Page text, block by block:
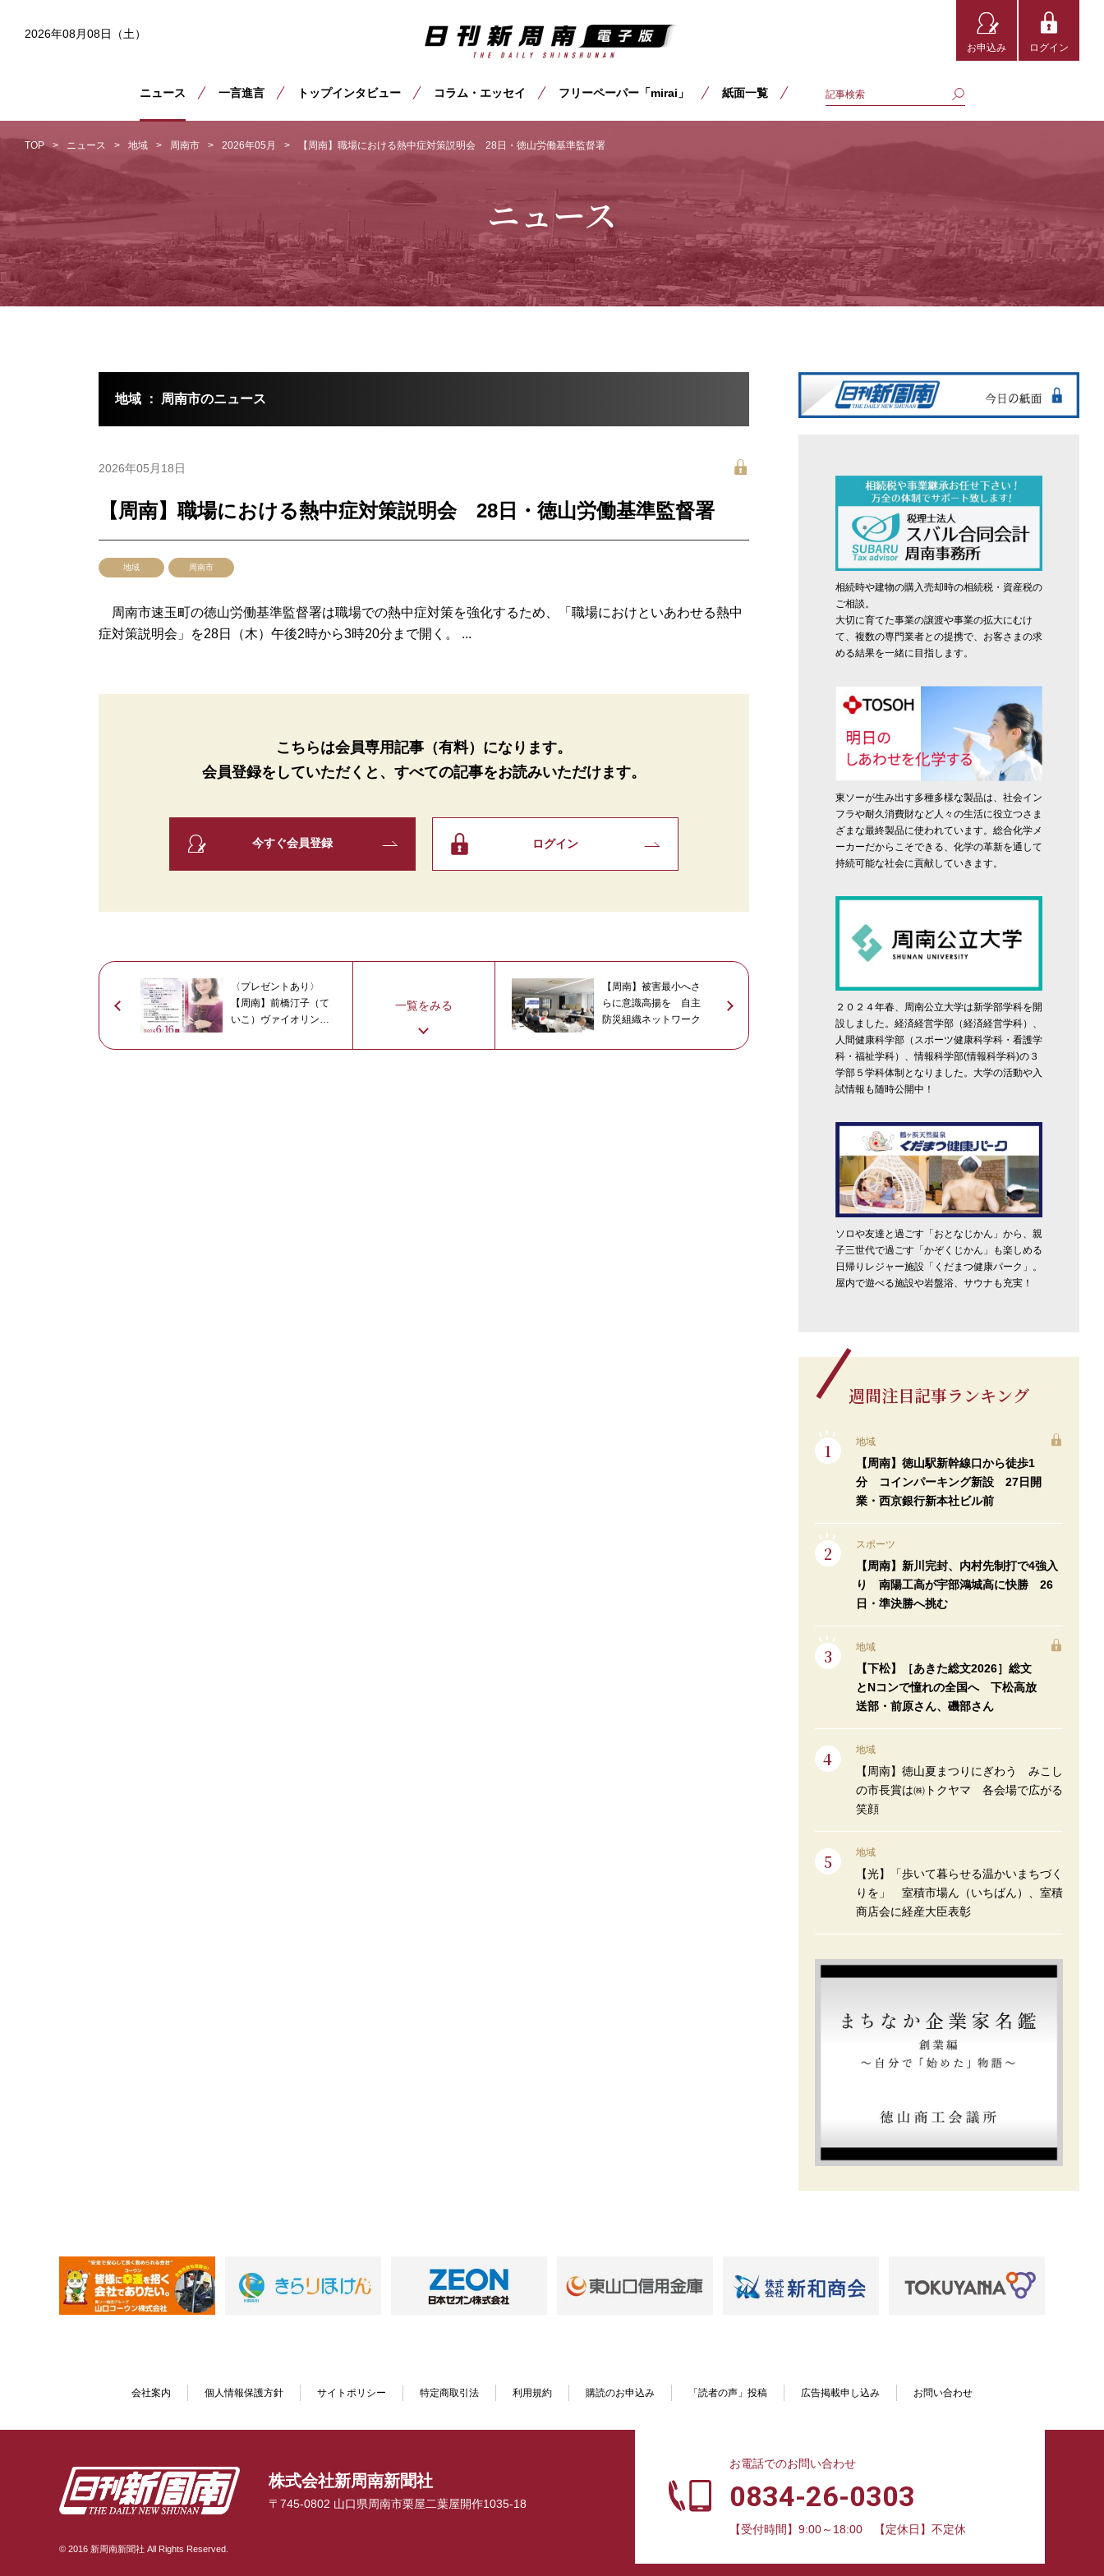
2026年08月08日（土）
お申込み ログイン
ニュース 一言進言 トップインタビュー コラム・エッセイ フリーペーパー「mirai」 紙面一覧
TOP ニュース 地域 周南市 2026年05月 【周南】職場における熱中症対策説明会 28日・徳山労働基準監督署
ニュース
地域 ： 周南市のニュース
2026年05月18日
【周南】職場における熱中症対策説明会 28日・徳山労働基準監督署
地域 周南市
周南市速玉町の徳山労働基準監督署は職場での熱中症対策を強化するため、「職場におけといあわせる熱中
症対策説明会」を28日（木）午後2時から3時20分まで開く。 ...
こちらは会員専用記事（有料）になります。
会員登録をしていただくと、 すべての記事をお読みいただけます。
今すぐ会員登録 ログイン
〈プレゼントあり〉
【周南】前橋汀子（て
いこ）ヴァイオリン・
日・市文化会館
一覧をみる
【周南】被害最小へさ
らに意識高揚を 自主
防災組織ネットワーク
相続時や建物の購入売却時の相続税・資産税の
ご相談。
大切に育てた事業の譲渡や事業の拡大にむけ
て、複数の専門業者との提携で、お客さまの求
める結果を一緒に目指します。
東ソーが生み出す多種多様な製品は、社会イン
フラや耐久消費財など人々の生活に役立つさま
ざまな最終製品に使われています。総合化学メ
ーカーだからこそできる、化学の革新を通して
持続可能な社会に貢献していきます。
２０２４年春、周南公立大学は新学部学科を開
設しました。経済経営学部（経済経営学科）、
人間健康科学部（スポーツ健康科学科・看護学
科・福祉学科）、情報科学部(情報科学科)の３
学部５学科体制となりました。大学の活動や入
試情報も随時公開中！
ソロや友達と過ごす「おとなじかん」から、親
子三世代で過ごす「かぞくじかん」も楽しめる
日帰りレジャー施設「くだまつ健康パーク」。
屋内で遊べる施設や岩盤浴、サウナも充実！
週間注目記事ランキング
地域
【周南】徳山駅新幹線口から徒歩1
分 コインパーキング新設 27日開
業・西京銀行新本社ビル前
スポーツ
【周南】新川完封、内村先制打で4強入
り 南陽工高が宇部鴻城高に快勝 26
日・準決勝へ挑む
地域
【下松】［あきた総文2026］総文
とNコンで憧れの全国へ 下松高放
送部・前原さん、磯部さん
地域
【周南】徳山夏まつりにぎわう みこし
の市長賞は㈱トクヤマ 各会場で広がる
笑顔
地域
【光】「歩いて暮らせる温かいまちづく
りを」 室積市場ん（いちばん）、室積
商店会に経産大臣表彰
会社案内 個人情報保護方針 サイトポリシー 特定商取引法 利用規約 購読のお申込み 「読者の声」投稿 広告掲載申し込み お問い合わせ
お電話でのお問い合わせ
0834-26-0303
【受付時間】9:00～18:00 【定休日】不定休
株式会社新周南新聞社
〒745-0802 山口県周南市栗屋二葉屋開作1035-18
© 2016 新周南新聞社 All Rights Reserved.